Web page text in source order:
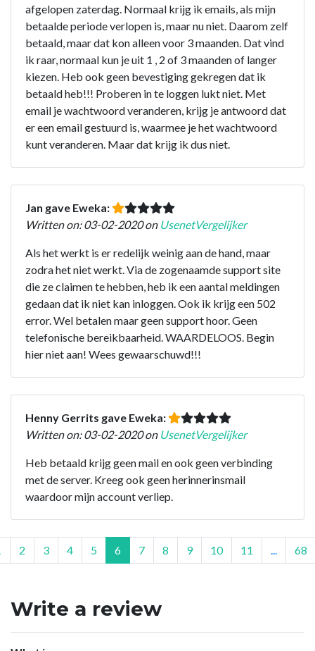
afgelopen zaterdag. Normaal krijg ik emails, als mijn
betaalde periode verlopen is, maar nu niet. Daarom zelf
betaald, maar dat kon alleen voor 3 maanden. Dat vind
ik raar, normaal kun je uit 1 , 2 of 3 maanden of langer
kiezen. Heb ook geen bevestiging gekregen dat ik
betaald heb!!! Proberen in te loggen lukt niet. Met
email je wachtwoord veranderen, krijg je antwoord dat
er een email gestuurd is, waarmee je het wachtwoord
kunt veranderen. Maar dat krijg ik dus niet.
Jan gave Eweka:
Written on: 03-02-2020 on UsenetVergelijker
Als het werkt is er redelijk weinig aan de hand, maar
zodra het niet werkt. Via de zogenaamde support site
die ze claimen te hebben, heb ik een aantal meldingen
gedaan dat ik niet kan inloggen. Ook ik krijg een 502
error. Wel betalen maar geen support hoor. Geen
telefonische bereikbaarheid. WAARDELOOS. Begin
hier niet aan! Wees gewaarschuwd!!!
Henny Gerrits gave Eweka:
Written on: 03-02-2020 on UsenetVergelijker
Heb betaald krijg geen mail en ook geen verbinding
met de server. Kreeg ook geen herinnerinsmail
waardoor mijn account verliep.
2 3 4 5 6 7 8 9 10 11 68
Write a review